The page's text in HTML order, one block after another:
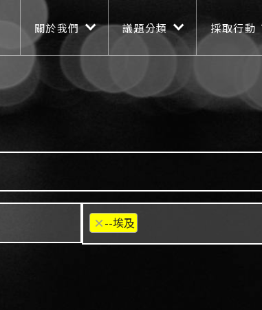
Main navigation
關於我們 議題分類 採取行動
×--埃及